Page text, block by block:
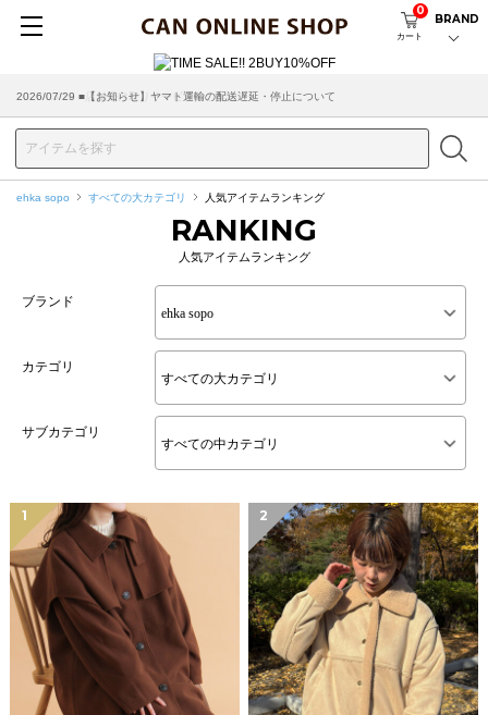
カート
0
BRAND
2026/07/29 ■【お知らせ】ヤマト運輸の配送遅延・停止について
2026/03/18 ■店舗受け取りサービスのご案内
ehka sopo すべての大カテゴリ 人気アイテムランキング
RANKING
人気アイテムランキング
ブランド
カテゴリ
サブカテゴリ
1 2